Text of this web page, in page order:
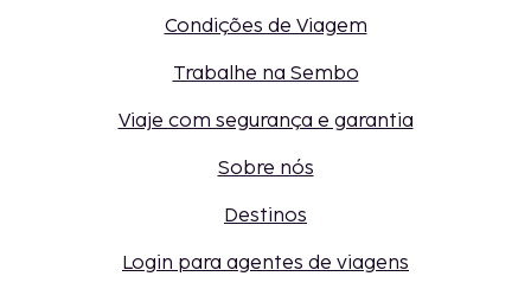
Condições de Viagem
Trabalhe na Sembo
Viaje com segurança e garantia
Sobre nós
Destinos
Login para agentes de viagens